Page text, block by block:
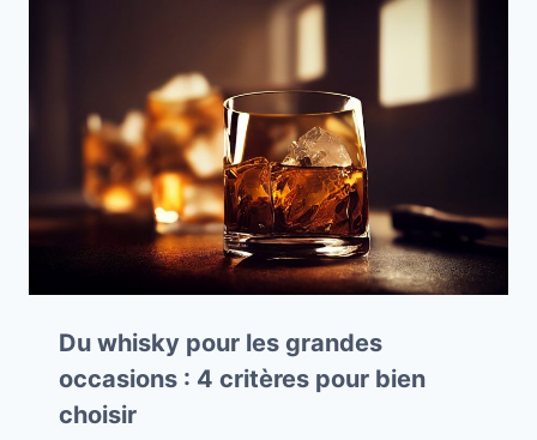
Du whisky pour les grandes
occasions : 4 critères pour bien
choisir